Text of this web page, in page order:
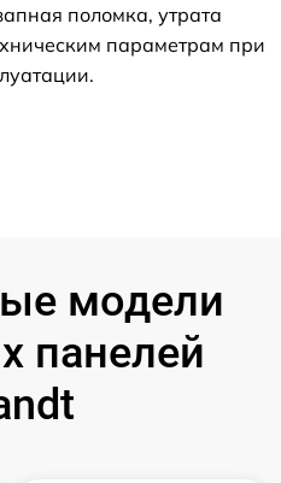
поломка, утрата
параметрам при
модели
панелей